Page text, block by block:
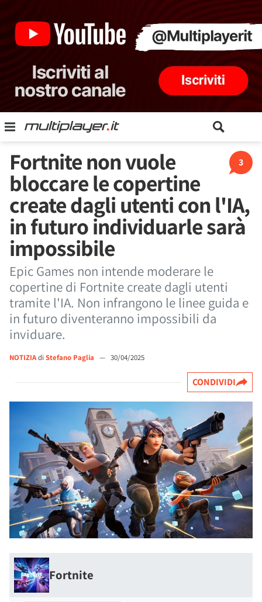
3
Fortnite non vuole
bloccare le copertine
create dagli utenti con l'IA,
in futuro individuarle sarà
impossibile
Epic Games non intende moderare le
copertine di Fortnite create dagli utenti
tramite l'IA. Non infrangono le linee guida e
in futuro diventeranno impossibili da
inviduare.
NOTIZIAdi Stefano Paglia — 30/04/2025
CONDIVIDI
Fortnite